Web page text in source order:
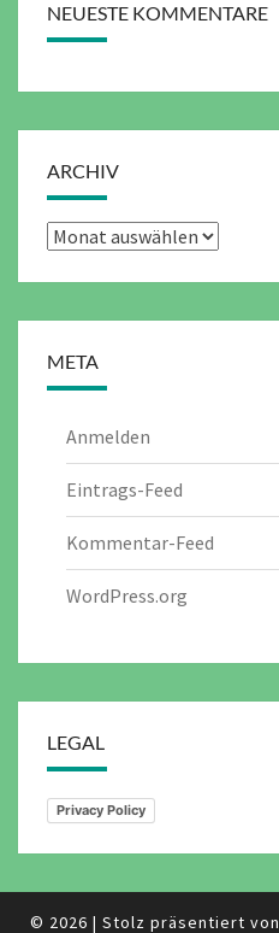
NEUESTE KOMMENTARE
ARCHIV
Archiv
META
Anmelden
Eintrags-Feed
Kommentar-Feed
WordPress.org
LEGAL
Privacy Policy
© 2026 | Stolz präsentiert von